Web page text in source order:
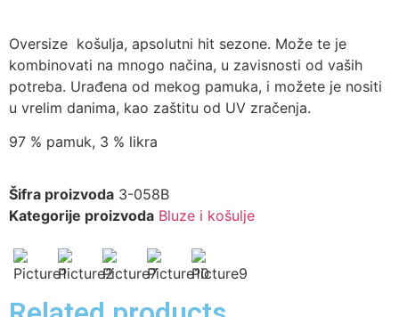
Oversize košulja, apsolutni hit sezone. Može te je
kombinovati na mnogo načina, u zavisnosti od vaših
potreba. Urađena od mekog pamuka, i možete je nositi
u vrelim danima, kao zaštitu od UV zračenja.
97 % pamuk, 3 % likra
Šifra proizvoda 3-058B
Kategorije proizvoda Bluze i košulje